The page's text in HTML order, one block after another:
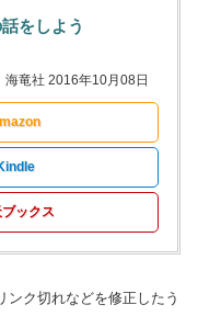
をしよう
竜社 2016年10月08日
ックス
ク切れなどを修正したう